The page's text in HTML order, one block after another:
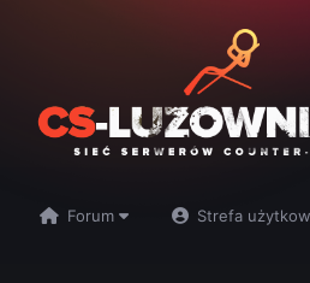
Forum Strefa